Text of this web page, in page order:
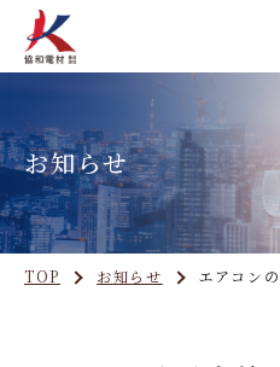
お知らせ
TOP お知らせ エアコン